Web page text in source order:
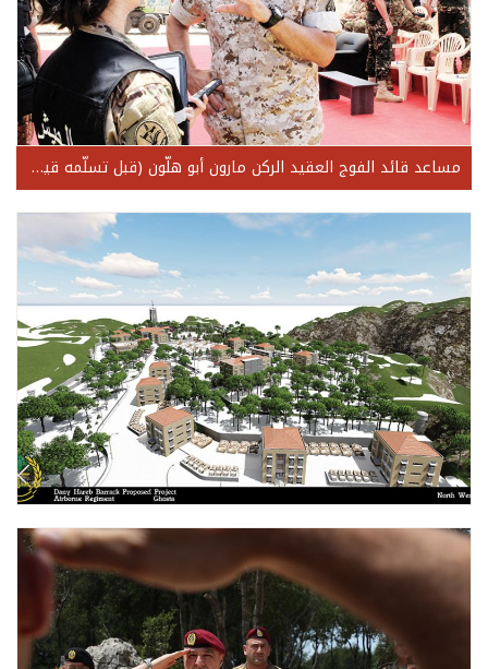
مساعد قائد الفوج العقيد الركن مارون أبو هلّون (قبل تسلّمه قيادة الفوج)